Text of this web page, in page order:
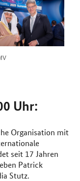
Uhr:
Organisation mit
seit 17 Jahren
Patrick
Stutz.